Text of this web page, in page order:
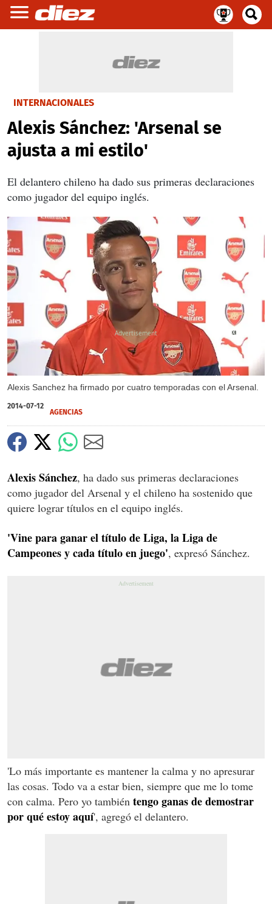
INTERNACIONALES
Alexis Sánchez: 'Arsenal se
ajusta a mi estilo'
El delantero chileno ha dado sus primeras declaraciones
como jugador del equipo inglés.
Alexis Sanchez ha firmado por cuatro temporadas con el Arsenal.
X
2014-07-12
AGENCIAS
Alexis Sánchez, ha dado sus primeras declaraciones
como jugador del Arsenal y el chileno ha sostenido que
quiere lograr títulos en el equipo inglés.
'Vine para ganar el título de Liga, la Liga de
Campeones y cada título en juego', expresó Sánchez.
'Lo más importante es mantener la calma y no apresurar
las cosas. Todo va a estar bien, siempre que me lo tome
con calma. Pero yo también tengo ganas de demostrar
por qué estoy aquí', agregó el delantero.